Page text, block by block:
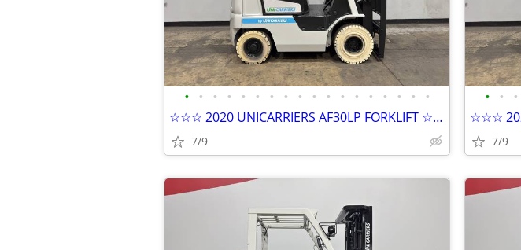
• • • • • • • • • • • • • • • • • •
☆☆☆ 2020 UNICARRIERS AF30LP FORKLIFT ☆☆☆
7/9
• • •
7/9